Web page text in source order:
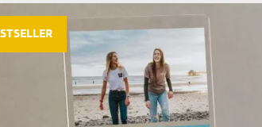
PREZENT DLAFIRM